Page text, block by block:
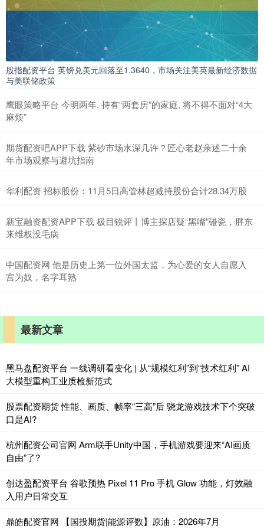
股指配资平台 英镑兑美元回落至1.3640，市场关注美英最新经济数据
与美联储政策
鹰眼策略平台 今明两年, 持有“两套房”的家庭, 将不得不面对“4大
麻烦”
期货配资吧APP下载 紫砂市场水深几许？匠心老赵亲述二十余
年市场观察与避坑指南
华利配资 招标股份：11月5日高管林超减持股份合计28.34万股
新宝融资配资APP下载 极目锐评丨博主探店疑“黑嘴”碰瓷，胖东
来维权没毛病
中国配资网 他是历史上第一位外国太监，为心爱的女人自愿入
宫为奴，名字耳熟
最新文章
黑马盘配资平台 一线调研看变化 | 从“规模红利”到“技术红利” AI
大模型重构工业质检新范式
股票配资期货 性能、画质、帧率“三高”后 骁龙游戏技术下个突破
口是AI?
杭州配资公司官网 Arm联手Unity中国，手机游戏要迎来“AI画质
自由”了?
创达盈配资平台 谷歌预热 Pixel 11 Pro 手机 Glow 功能，灯效融
入用户日常交互
鼎皓配资官网 【国投期货|能源评数】原油：2026年7月